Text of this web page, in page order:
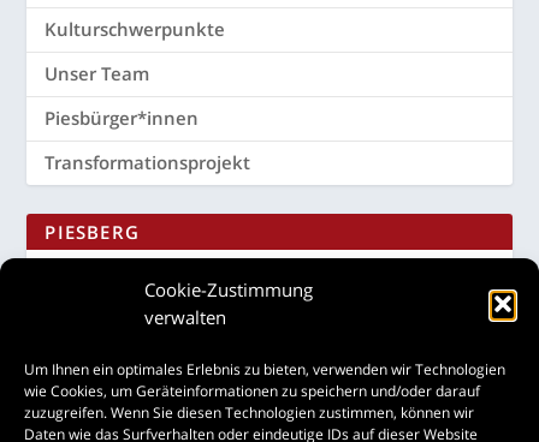
Cookie-Zustimmung
verwalten
Um Ihnen ein optimales Erlebnis zu bieten, verwenden wir Technologien
wie Cookies, um Geräteinformationen zu speichern und/oder darauf
zuzugreifen. Wenn Sie diesen Technologien zustimmen, können wir
Daten wie das Surfverhalten oder eindeutige IDs auf dieser Website
Kul­tur­schwer­punk­te
Unser Team
Piesbürger*innen
Trans­for­ma­ti­ons­pro­jekt
PIES­BERG
Teil­nah­me­be­din­gun­gen
Impres­sum